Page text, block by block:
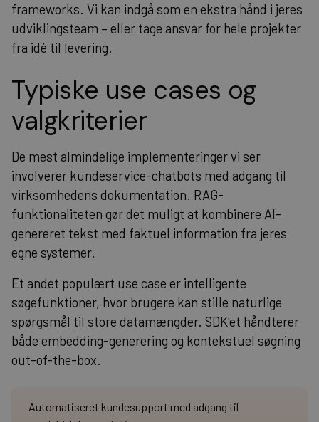
frameworks. Vi kan indgå som en ekstra hånd i jeres
udviklingsteam – eller tage ansvar for hele projekter
fra idé til levering.
Typiske use cases og
valgkriterier
De mest almindelige implementeringer vi ser
involverer kundeservice-chatbots med adgang til
virksomhedens dokumentation. RAG-
funktionaliteten gør det muligt at kombinere AI-
genereret tekst med faktuel information fra jeres
egne systemer.
Et andet populært use case er intelligente
søgefunktioner, hvor brugere kan stille naturlige
spørgsmål til store datamængder. SDK'et håndterer
både embedding-generering og kontekstuel søgning
out-of-the-box.
Automatiseret kundesupport med adgang til